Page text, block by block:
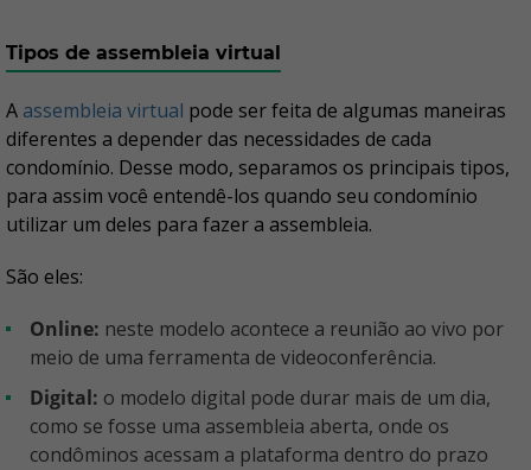
Tipos de assembleia virtual
A assembleia virtual pode ser feita de algumas maneiras
diferentes a depender das necessidades de cada
condomínio. Desse modo, separamos os principais tipos,
para assim você entendê-los quando seu condomínio
utilizar um deles para fazer a assembleia.
São eles:
Online: neste modelo acontece a reunião ao vivo por
meio de uma ferramenta de videoconferência.
Digital: o modelo digital pode durar mais de um dia,
como se fosse uma assembleia aberta, onde os
condôminos acessam a plataforma dentro do prazo